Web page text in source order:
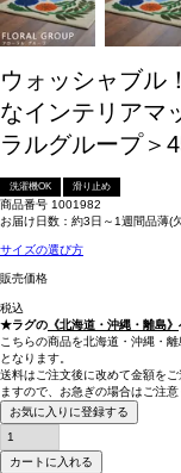
ウォッシャブル
なインテリアマ
ラルグループ＞
洗濯機OK 滑り止め
商品番号 1001982
お届け日数：約3日～1週間品薄(
サイズの選び方
販売価格
税込
★ラグの 《北海道・沖縄・離島》
こちらの商品を北海道・沖縄・離
となります。
送料はご注文後に改めて金額を
ますので、お急ぎの場合はご注意
お気に入りに登録する
カートに入れる